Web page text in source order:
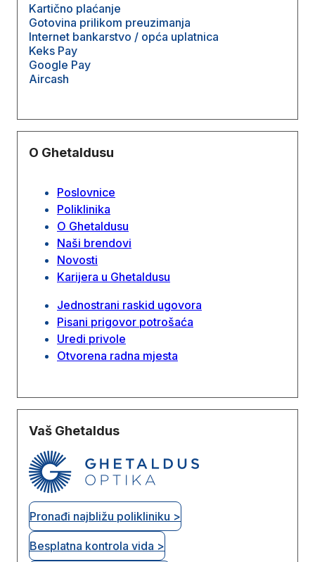
Kartično plaćanje
Gotovina prilikom preuzimanja
Internet bankarstvo / opća uplatnica
Keks Pay
Google Pay
Aircash
O Ghetaldusu
Poslovnice
Poliklinika
O Ghetaldusu
Naši brendovi
Novosti
Karijera u Ghetaldusu
Jednostrani raskid ugovora
Pisani prigovor potrošaća
Uredi privole
Otvorena radna mjesta
Vaš Ghetaldus
Pronađi najbližu polikliniku >
Besplatna kontrola vida >